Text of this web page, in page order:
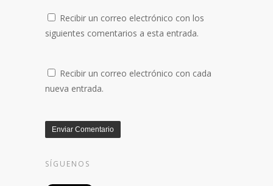
Recibir un correo electrónico con los
siguientes comentarios a esta entrada.
Recibir un correo electrónico con cada
nueva entrada.
SÍGUENOS